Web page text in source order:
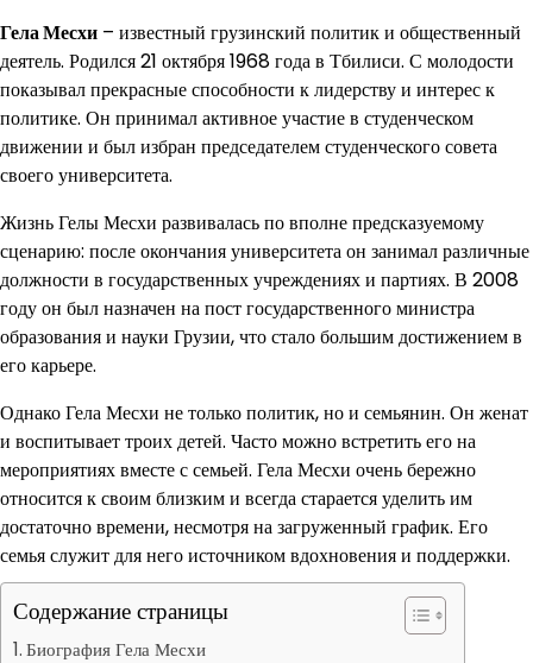
Гела Месхи – известный грузинский политик и общественный
деятель. Родился 21 октября 1968 года в Тбилиси. С молодости
показывал прекрасные способности к лидерству и интерес к
политике. Он принимал активное участие в студенческом
движении и был избран председателем студенческого совета
своего университета.
Жизнь Гелы Месхи развивалась по вполне предсказуемому
сценарию: после окончания университета он занимал различные
должности в государственных учреждениях и партиях. В 2008
году он был назначен на пост государственного министра
образования и науки Грузии, что стало большим достижением в
его карьере.
Однако Гела Месхи не только политик, но и семьянин. Он женат
и воспитывает троих детей. Часто можно встретить его на
мероприятиях вместе с семьей. Гела Месхи очень бережно
относится к своим близким и всегда старается уделить им
достаточно времени, несмотря на загруженный график. Его
семья служит для него источником вдохновения и поддержки.
Содержание страницы
Биография Гела Месхи